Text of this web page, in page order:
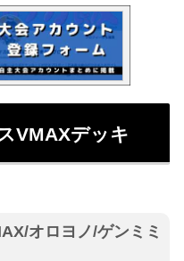
VMAXデッキ
オロヨノ/ゲンミミ